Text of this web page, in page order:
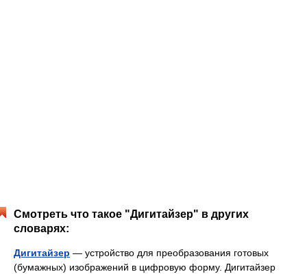
Смотреть что такое "Дигитайзер" в других
словарях:
Дигитайзер — устройство для преобразования готовых
(бумажных) изображений в цифровую форму. Дигитайзер